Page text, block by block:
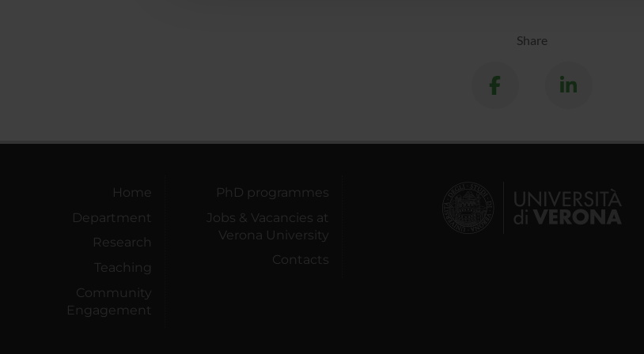
Share
Home
Department
Research
Teaching
Community
Engagement
PhD programmes
Jobs & Vacancies at
Verona University
Contacts